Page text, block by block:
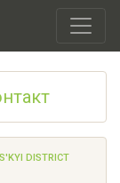
DISTRICT